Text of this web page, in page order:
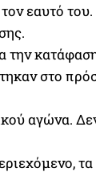
εαυτό του.
την
στο
αγώνα.